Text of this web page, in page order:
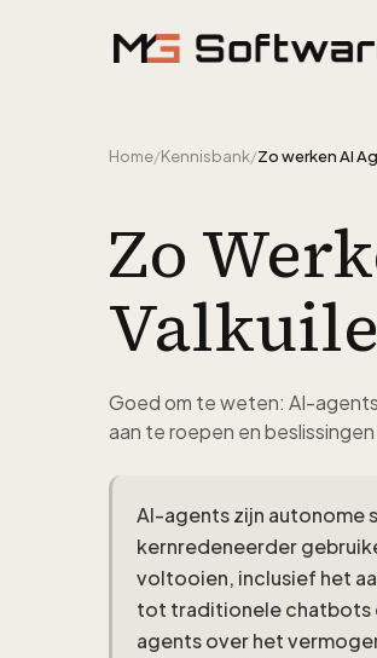
Home/Kennisbank/
Zo
Goed om te weten: AI-
aan te roepen en
AI-agents zijn autonome
kernredeneerder
voltooien, inclusief het
tot traditionele chatbots
agents over het